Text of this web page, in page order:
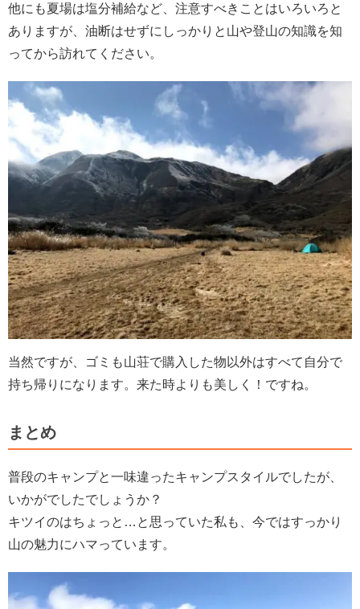
他にも夏場は塩分補給など、注意すべきことはいろいろと
ありますが、油断はせずにしっかりと山や登山の知識を知
ってから訪れてください。
当然ですが、ゴミも山荘で購入した物以外はすべて自分で
持ち帰りになります。来た時よりも美しく！ですね。
まとめ
普段のキャンプと一味違ったキャンプスタイルでしたが、
いかがでしたでしょうか？
キツイのはちょっと…と思っていた私も、今ではすっかり
山の魅力にハマっています。